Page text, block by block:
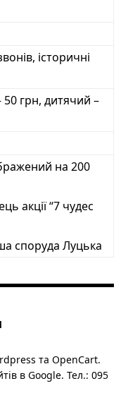
історичні
грн, дитячий –
на 200
акції “7 чудес
споруда Луцька
та OpenCart.
в Google. Тел.: 095